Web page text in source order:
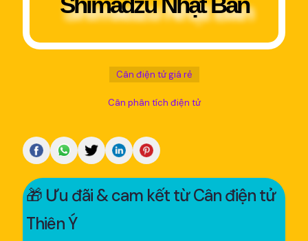
Cân điện tử giá rẻ
Cân phân tích điện tử
🎁 Ưu đãi & cam kết từ Cân điện tử
Thiên Ý